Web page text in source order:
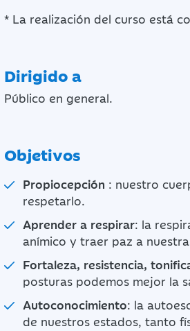
* La realización del curso está
Dirigido a
Público en general.
Objetivos
Propiocepción : nuestro
respetarlo.
Aprender a respirar: la
anímico y traer paz a
Fortaleza, resistencia,
posturas podemos mejor la
Autoconocimiento: la
de nuestros estados, tanto